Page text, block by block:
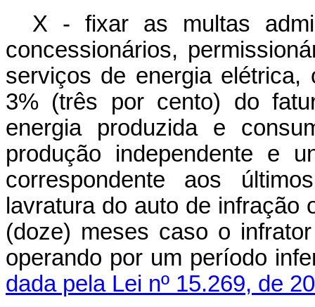
X - fixar as multas
concessionários,
serviços de energia
3% (três por cento) do
energia produzida e
produção independente e
correspondente aos
lavratura do auto de
(doze) meses caso o
operando por um período
dada pela Lei nº 15.269, de